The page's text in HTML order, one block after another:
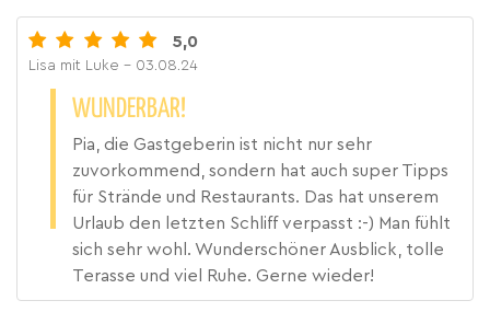
5,0
Lisa mit Luke - 03.08.24
WUNDERBAR!
Pia, die Gastgeberin ist nicht nur sehr
zuvorkommend, sondern hat auch super Tipps
für Strände und Restaurants. Das hat unserem
Urlaub den letzten Schliff verpasst :-) Man fühlt
sich sehr wohl. Wunderschöner Ausblick, tolle
Terasse und viel Ruhe. Gerne wieder!